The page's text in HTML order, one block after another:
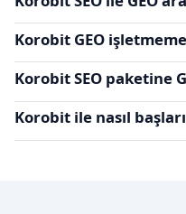
Korobit GEO
Korobit SEO paketine
Korobit ile nasıl